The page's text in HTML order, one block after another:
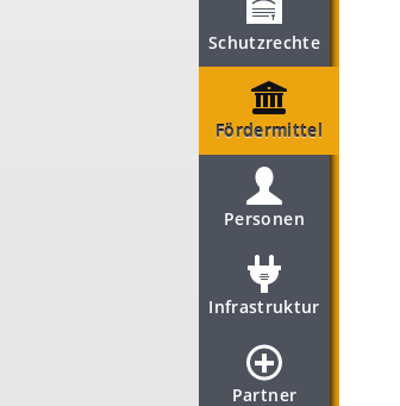
Schutzrechte
Fördermittel
Personen
Infrastruktur
Partner